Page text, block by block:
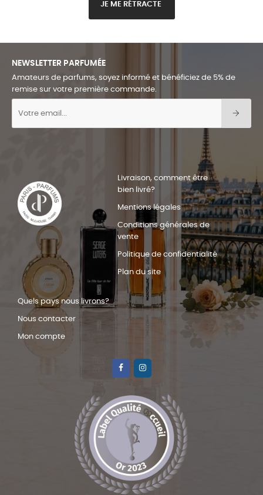
JE ME RÉTRACTE
NEWSLETTER PARFUMÉE
Amateurs de parfums, soyez informé et bénéficiez de 5% de
remise sur votre première commande.
Livraison, comment être
bien livré?
Mentions légales
Conditions générales de
vente
Politique de confidentialité
Plan du site
Quels pays nous livrons?
Nous contacter
Mon compte